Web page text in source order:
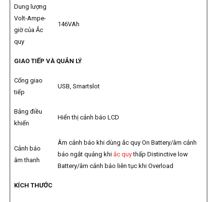
Dung lượng
Volt-Ampe-
giờ của Ắc
quy
146VAh
GIAO TIẾP VÀ QUẢN LÝ
Cổng giao
tiếp
USB, Smartslot
Bảng điều
khiển
Hiển thị cảnh báo LCD
Cảnh báo
âm thanh
Âm cảnh báo khi dùng ắc quy On Battery/âm cảnh
báo ngắt quảng khi ắc quythấp Distinctive low
Battery/âm cảnh báo liên tục khi Overload
KÍCH THƯỚC